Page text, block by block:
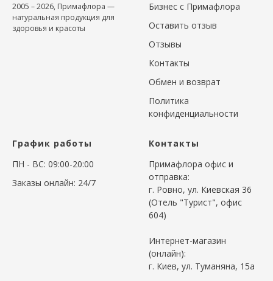
2005 – 2026, Примафлора —
натуральная продукция для
здоровья и красоты
Бизнес с Примафлора
Оставить отзыв
Отзывы
Контакты
Обмен и возврат
Политика
конфиденциальности
График работы
ПН - ВС: 09:00-20:00
Заказы онлайн: 24/7
Контакты
Примафлора офис и
отправка:
г. Ровно, ул. Киевская 36
(Отель "Турист", офис
604)
Интернет-магазин
(онлайн):
г. Киев, ул. Туманяна, 15а